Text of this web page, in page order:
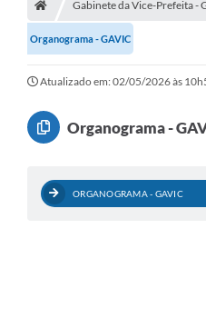
Gabinete da Vice-Prefeita -
Organograma - GAVIC
Atualizado em: 02/05/2026 às
Organograma -
ORGANOGRAMA - GAVIC